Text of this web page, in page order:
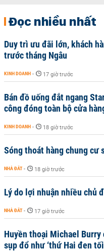
Đọc nhiều nhất
Duy trì ưu đãi lớn, khách
trước tháng Ngâu
KINH DOANH - 17 giờ trước
Bán đồ uống đắt ngang
công đóng toàn bộ cửa
KINH DOANH - 18 giờ trước
Sóng thoát hàng chung cư
NHÀ ĐẤT - 18 giờ trước
Lý do lợi nhuận nhiều chủ
NHÀ ĐẤT - 17 giờ trước
Huyền thoại Michael Burry
sụp đổ như ‘thứ Hai đen